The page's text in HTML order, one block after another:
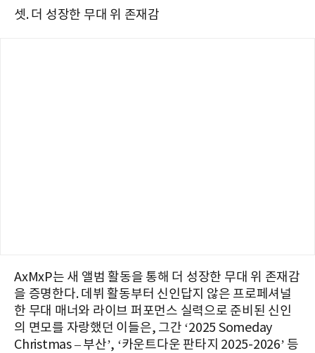
셋. 더 성장한 무대 위 존재감
AxMxP는 새 앨범 활동을 통해 더 성장한 무대 위 존재감
을 증명한다. 데뷔 활동부터 신인답지 않은 프로페셔널
한 무대 매너와 라이브 퍼포먼스 실력으로 준비된 신인
의 면모를 자랑했던 이들은, 그간 ‘2025 Someday
Christmas – 부산’, ‘카운트다운 판타지 2025-2026’ 등